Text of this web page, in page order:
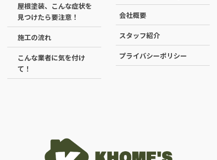
屋根塗装、こんな症状を
見つけたら要注意！
施工の流れ
こんな業者に気を付け
て！
会社概要
スタッフ紹介
プライバシーポリシー